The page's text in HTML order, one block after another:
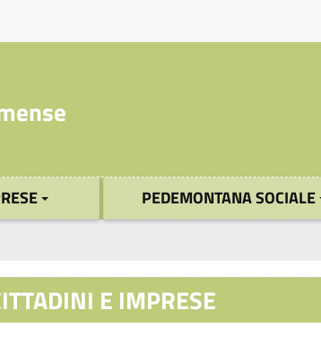
PEDEMONTANA SOCIALE
E IMPRESE